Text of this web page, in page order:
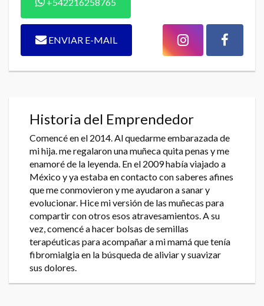
ENVIAR E-MAIL
Historia del Emprendedor
Comencé en el 2014. Al quedarme embarazada de
mi hija. me regalaron una muñeca quita penas y me
enamoré de la leyenda. En el 2009 había viajado a
México y ya estaba en contacto con saberes afines
que me conmovieron y me ayudaron a sanar y
evolucionar. Hice mi versión de las muñecas para
compartir con otros esos atravesamientos. A su
vez, comencé a hacer bolsas de semillas
terapéuticas para acompañar a mi mamá que tenía
fibromialgia en la búsqueda de aliviar y suavizar
sus dolores.